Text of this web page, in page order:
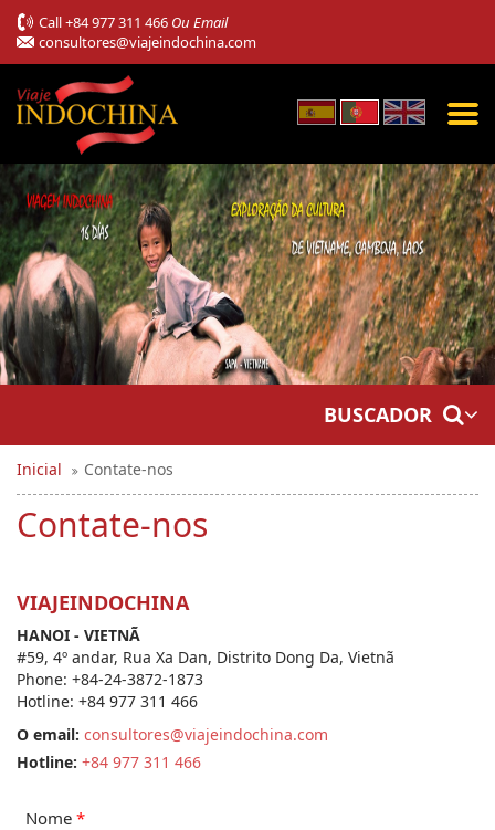
Call+84 977 311 466 Ou Email
consultores@viajeindochina.com
BUSCADOR
Inicial Contate-nos
Contate-nos
VIAJEINDOCHINA
HANOI - VIETNÃ
#59, 4º andar, Rua Xa Dan, Distrito Dong Da, Vietnã
Phone: +84-24-3872-1873
Hotline: +84 977 311 466
O email: consultores@viajeindochina.com
Hotline: +84 977 311 466
Nome *